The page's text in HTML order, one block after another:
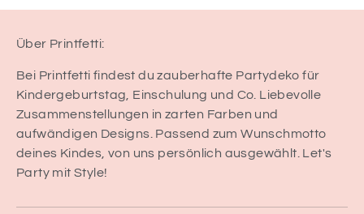
Über Printfetti:
Bei Printfetti findest du zauberhafte Partydeko für
Kindergeburtstag, Einschulung und Co. Liebevolle
Zusammenstellungen in zarten Farben und
aufwändigen Designs. Passend zum Wunschmotto
deines Kindes, von uns persönlich ausgewählt. Let's
Party mit Style!